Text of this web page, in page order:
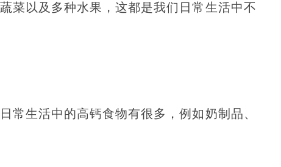
菜以及多种水果，这都是我们日常生活中不
生活中的高钙食物有很多，例如奶制品、